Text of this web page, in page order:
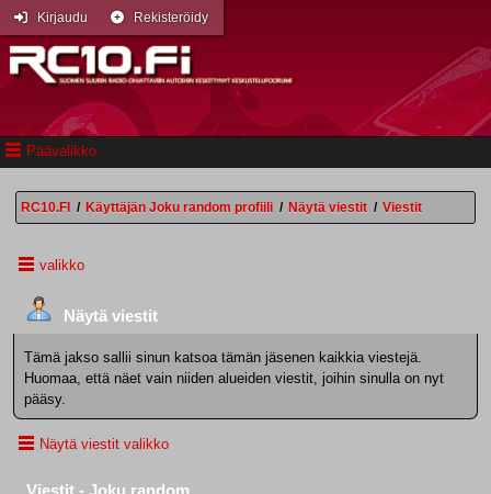
Päävalikko
Kirjaudu Rekisteröidy
RC10.FI / Käyttäjän Joku random profiili / Näytä viestit / Viestit
valikko
Näytä viestit
Tämä jakso sallii sinun katsoa tämän jäsenen kaikkia viestejä.
Huomaa, että näet vain niiden alueiden viestit, joihin sinulla on nyt
pääsy.
Näytä viestit valikko